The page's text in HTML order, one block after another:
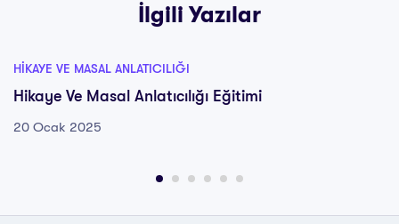
İlgili Yazılar
HIKAYE VE MASAL ANLATICILIĞI
Hikaye Ve Masal Anlatıcılığı Eğitimi
20 Ocak 2025